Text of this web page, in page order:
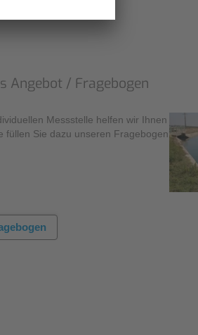
Angebot / Fragebogen
Messstelle helfen wir Ihnen
füllen Sie dazu unseren Fragebogen